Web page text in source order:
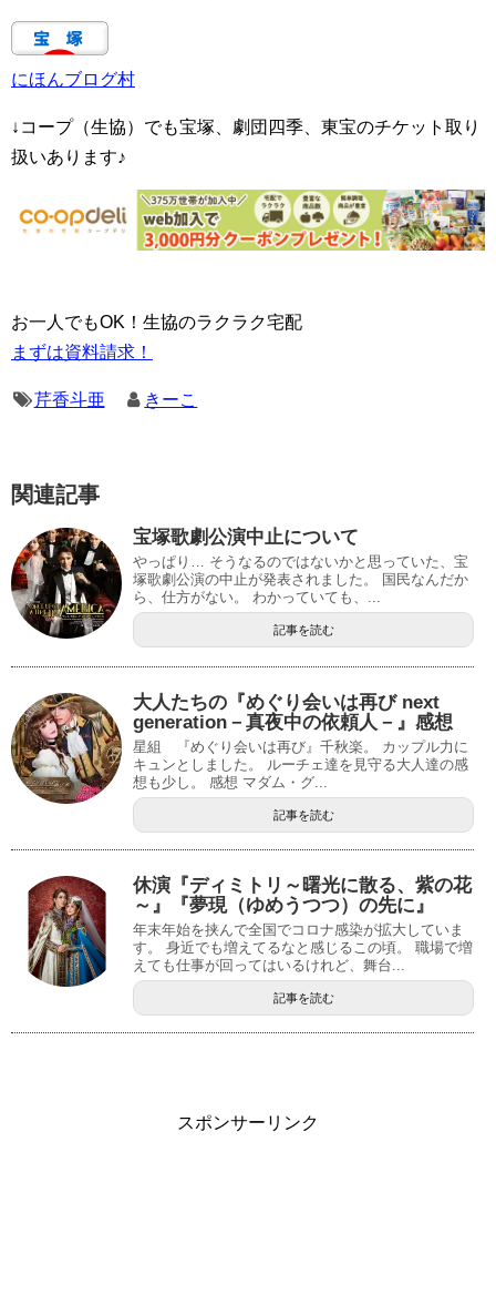
にほんブログ村
↓コープ（生協）でも宝塚、劇団四季、東宝のチケット取り
扱いあります♪
お一人でもOK！生協のラクラク宅配
まずは資料請求！
芹香斗亜 きーこ
関連記事
宝塚歌劇公演中止について
やっぱり… そうなるのではないかと思っていた、宝
塚歌劇公演の中止が発表されました。 国民なんだか
ら、仕方がない。 わかっていても、...
記事を読む
大人たちの『めぐり会いは再び next
generation－真夜中の依頼人－』感想
星組 『めぐり会いは再び』千秋楽。 カップル力に
キュンとしました。 ルーチェ達を見守る大人達の感
想も少し。 感想 マダム・グ...
記事を読む
休演『ディミトリ～曙光に散る、紫の花
～』『夢現（ゆめうつつ）の先に』
年末年始を挟んで全国でコロナ感染が拡大していま
す。 身近でも増えてるなと感じるこの頃。 職場で増
えても仕事が回ってはいるけれど、舞台...
記事を読む
スポンサーリンク